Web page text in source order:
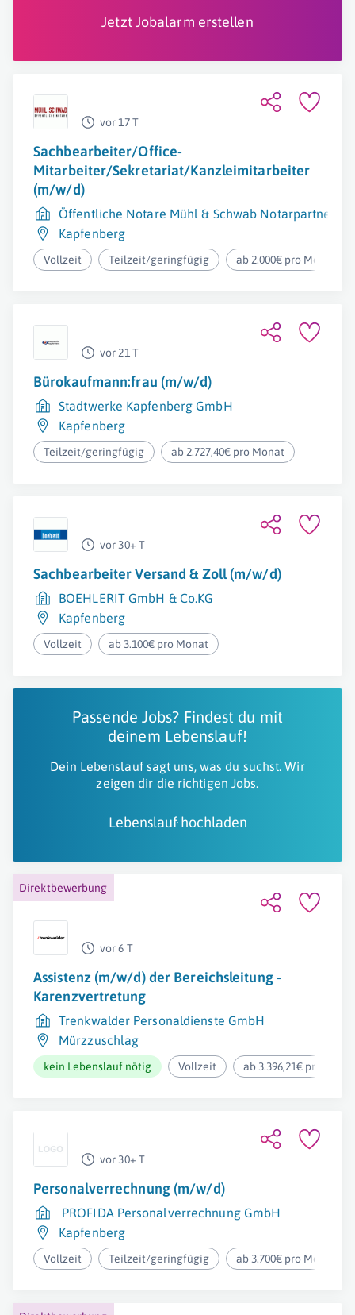
Jetzt Jobalarm erstellen
vor 17 T
Sachbearbeiter/Office-
Mitarbeiter/Sekretariat/Kanzleimitarbeiter
(m/w/d)
Öffentliche Notare Mühl & Schwab
Kapfenberg
Vollzeit Teilzeit/geringfügig ab 2.000€ pro Monat
vor 21 T
Bürokaufmann:frau (m/w/d)
Stadtwerke Kapfenberg GmbH
Kapfenberg
Teilzeit/geringfügig ab 2.727,40€ pro Monat
vor 30+ T
Sachbearbeiter Versand & Zoll (m/w/d)
BOEHLERIT GmbH & Co.KG
Kapfenberg
Vollzeit ab 3.100€ pro Monat
Passende Jobs? Findest du mit
deinem Lebenslauf!
Dein Lebenslauf sagt uns, was du suchst. Wir
zeigen dir die richtigen Jobs.
Lebenslauf hochladen
Direktbewerbung
vor 6 T
Assistenz (m/w/d) der Bereichsleitung -
Karenzvertretung
Trenkwalder Personaldienste GmbH
Mürzzuschlag
kein Lebenslauf nötig Vollzeit ab 3.396,21€ pro
vor 30+ T
Personalverrechnung (m/w/d)
PROFIDA Personalverrechnung GmbH
Kapfenberg
Vollzeit Teilzeit/geringfügig ab 3.700€ pro Monat